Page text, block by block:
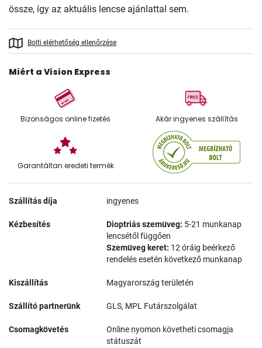
össze, így az aktuális lencse ajánlattal sem.
Bolti elérhetőség ellenőrzése
Miért a Vision Express
Bizonságos online fizetés Akár ingyenes szállítás
Garantáltan eredeti termék
Szállítás díja ingyenes
Kézbesítés Dioptriás szemüveg: 5-21 munkanap
lencsétől függően
Szemüveg keret: 12 óráig beérkező
rendelés esetén következő munkanap
Kiszállítás Magyarország területén
Szállító partnerünk GLS, MPL Futárszolgálat
Csomagkövetés
Online nyomon követheti csomagja
státuszát